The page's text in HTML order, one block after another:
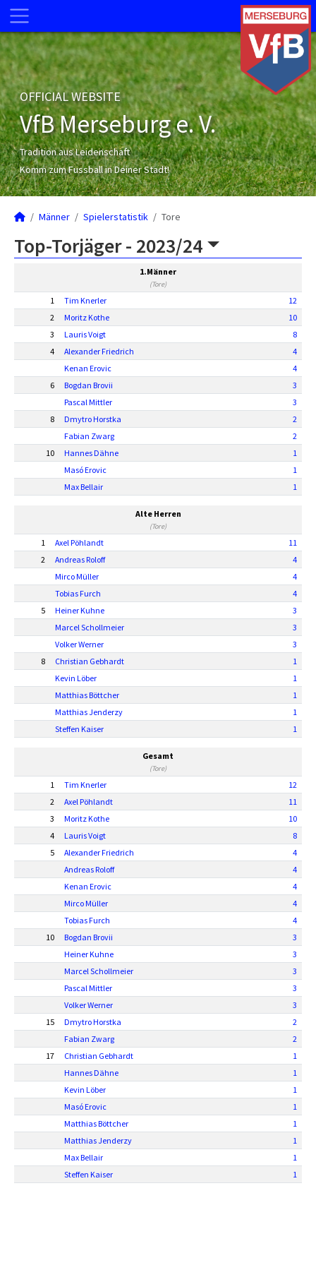
OFFICIAL WEBSITE
VfB Merseburg e. V.
Tradition aus Leidenschaft
Komm zum Fussball in Deiner Stadt!
Männer Spielerstatistik Tore
Top-Torjäger - 2023/24
1.Männer
(Tore)
1 Tim Knerler
12
2
Moritz Kothe
10
3
Lauris Voigt
8
4
Alexander Friedrich
4
Kenan Erovic
4
6
Bogdan Brovii
3
Pascal Mittler
3
8
Dmytro Horstka
2
Fabian Zwarg
2
10
Hannes Dähne
1
Masó Erovic
1
Max Bellair
1
Alte Herren
(Tore)
1 Axel Pöhlandt
11
2
Andreas Roloff
4
Mirco Müller
4
Tobias Furch
4
5
Heiner Kuhne
3
Marcel Schollmeier
3
Volker Werner
3
8
Christian Gebhardt
1
Kevin Löber
1
Matthias Böttcher
1
Matthias Jenderzy
1
Steffen Kaiser
1
Gesamt
(Tore)
1 Tim Knerler
12
2
Axel Pöhlandt
11
3
Moritz Kothe
10
4
Lauris Voigt
8
5
Alexander Friedrich
4
Andreas Roloff
4
Kenan Erovic
4
Mirco Müller
4
Tobias Furch
4
10
Bogdan Brovii
3
Heiner Kuhne
3
Marcel Schollmeier
3
Pascal Mittler
3
Volker Werner
3
15
Dmytro Horstka
2
Fabian Zwarg
2
17
Christian Gebhardt
1
Hannes Dähne
1
Kevin Löber
1
Masó Erovic
1
Matthias Böttcher
1
Matthias Jenderzy
1
Max Bellair
1
Steffen Kaiser
1